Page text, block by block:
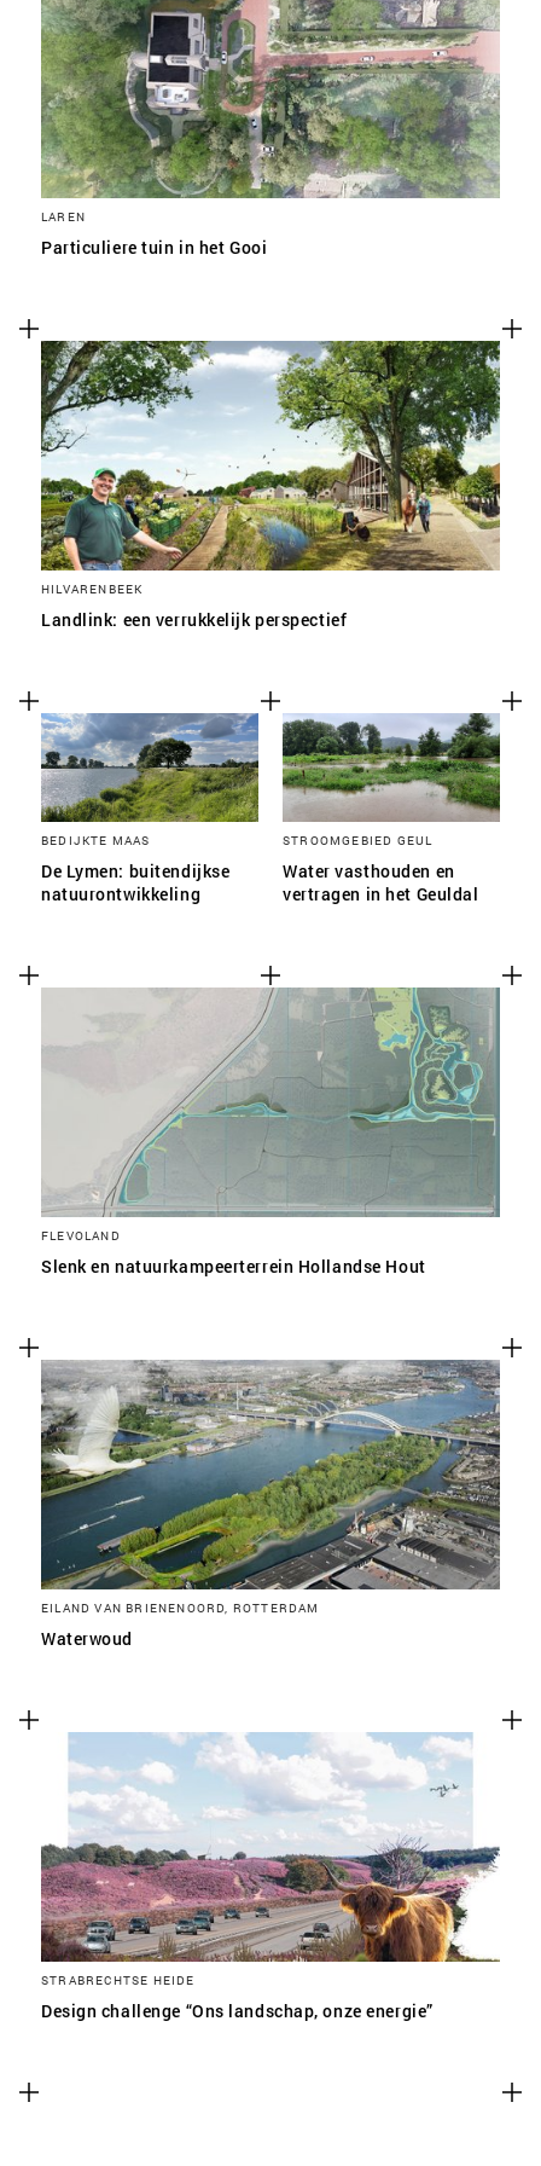
LAREN
Particuliere tuin in het Gooi
HILVARENBEEK
Landlink: een verrukkelijk perspectief
BEDIJKTE MAAS
De Lymen: buitendijkse
natuurontwikkeling
STROOMGEBIED GEUL
Water vasthouden en
vertragen in het Geuldal
FLEVOLAND
Slenk en natuurkampeerterrein Hollandse Hout
EILAND VAN BRIENENOORD, ROTTERDAM
Waterwoud
STRABRECHTSE HEIDE
Design challenge “Ons landschap, onze energie”
SLA VOORKEUREN OP